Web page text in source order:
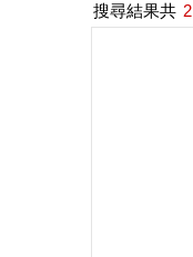
搜尋結果共 2